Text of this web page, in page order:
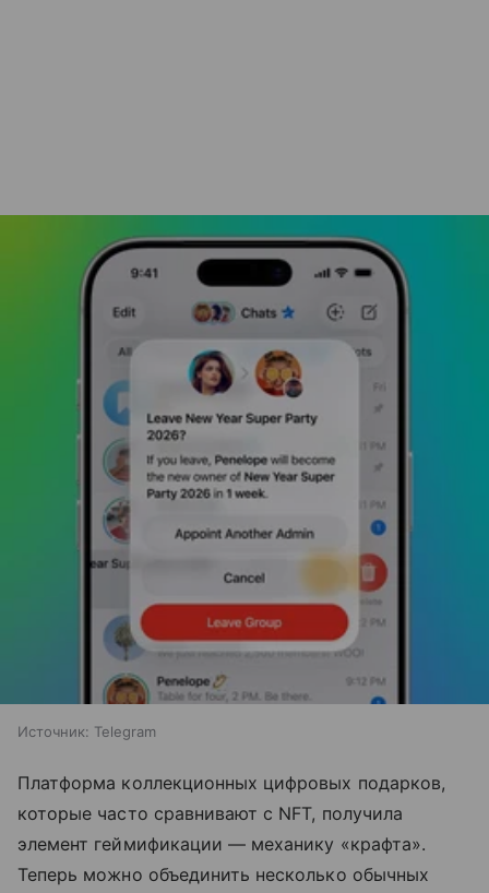
Источник: Telegram
Платформа коллекционных цифровых подарков,
которые часто сравнивают с NFT, получила
элемент геймификации — механику «крафта».
Теперь можно объединить несколько обычных